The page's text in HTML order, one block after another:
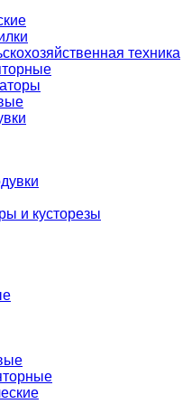
техника
и кусторезы